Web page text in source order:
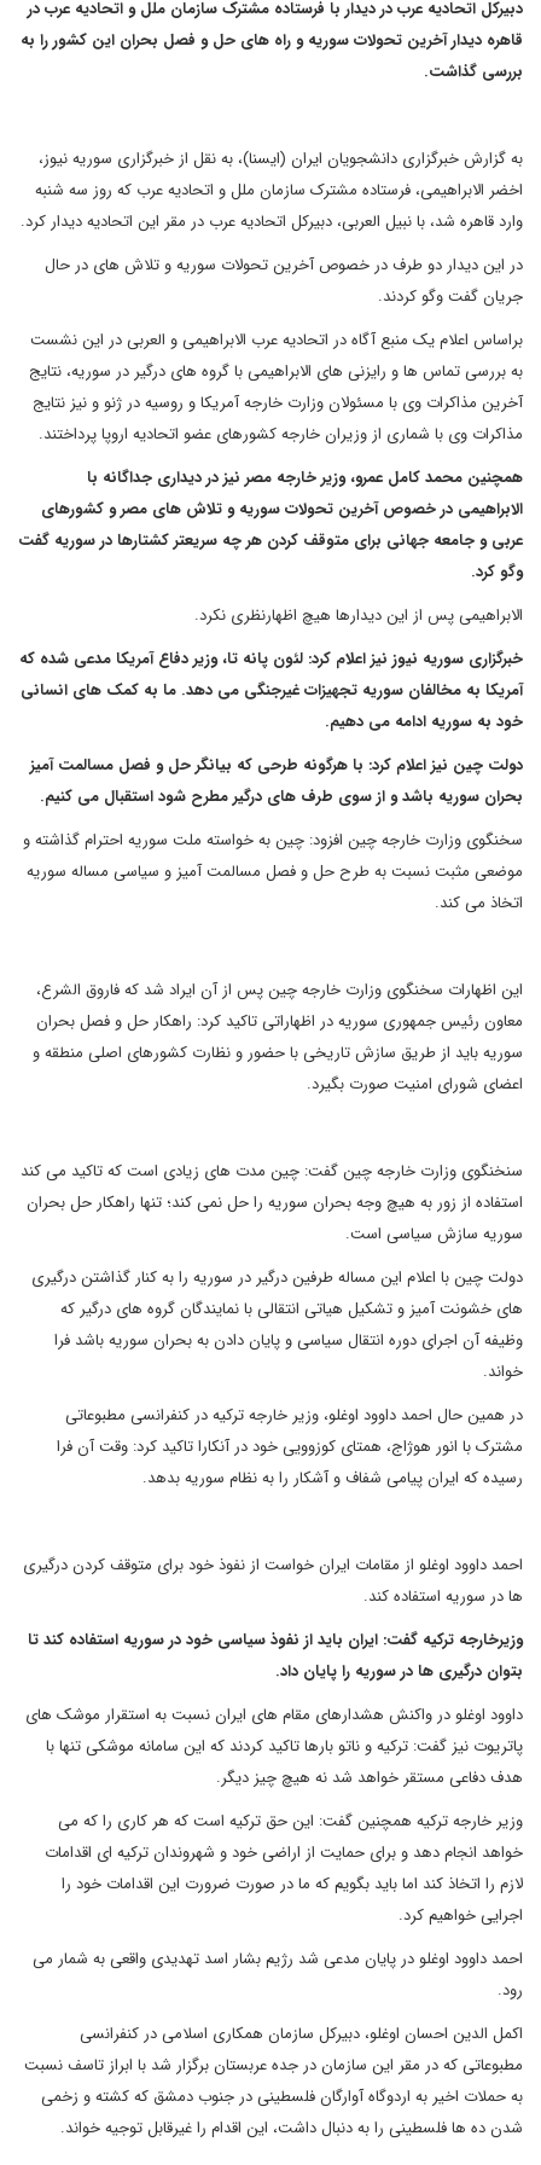
دبیرکل اتحادیه عرب در دیدار با فرستاده مشترک سازمان ملل و اتحادیه عرب در
قاهره دیدار آخرین تحولات سوریه و راه های حل و فصل بحران این کشور را به
بررسی گذاشت.
به گزارش خبرگزاری دانشجویان ایران (ایسنا)، به نقل از خبرگزاری سوریه نیوز،
اخضر الابراهیمی، فرستاده مشترک سازمان ملل و اتحادیه عرب که روز سه شنبه
وارد قاهره شد، با نبیل العربی، دبیرکل اتحادیه عرب در مقر این اتحادیه دیدار کرد.
در این دیدار دو طرف در خصوص آخرین تحولات سوریه و تلاش های در حال
جریان گفت وگو کردند.
براساس اعلام یک منبع آگاه در اتحادیه عرب الابراهیمی و العربی در این نشست
به بررسی تماس ها و رایزنی های الابراهیمی با گروه های درگیر در سوریه، نتایج
آخرین مذاکرات وی با مسئولان وزارت خارجه آمریکا و روسیه در ژنو و نیز نتایج
مذاکرات وی با شماری از وزیران خارجه کشورهای عضو اتحادیه اروپا پرداختند.
همچنین محمد کامل عمرو، وزیر خارجه مصر نیز در دیداری جداگانه با
الابراهیمی در خصوص آخرین تحولات سوریه و تلاش های مصر و کشورهای
عربی و جامعه جهانی برای متوقف کردن هر چه سریعتر کشتارها در سوریه گفت
وگو کرد.
الابراهیمی پس از این دیدارها هیچ اظهارنظری نکرد.
خبرگزاری سوریه نیوز نیز اعلام کرد: لئون پانه تا، وزیر دفاع آمریکا مدعی شده که
آمریکا به مخالفان سوریه تجهیزات غیرجنگی می دهد. ما به کمک های انسانی
خود به سوریه ادامه می دهیم.
دولت چین نیز اعلام کرد: با هرگونه طرحی که بیانگر حل و فصل مسالمت آمیز
بحران سوریه باشد و از سوی طرف های درگیر مطرح شود استقبال می کنیم.
سخنگوی وزارت خارجه چین افزود: چین به خواسته ملت سوریه احترام گذاشته و
موضعی مثبت نسبت به طرح حل و فصل مسالمت آمیز و سیاسی مساله سوریه
اتخاذ می کند.
این اظهارات سخنگوی وزارت خارجه چین پس از آن ایراد شد که فاروق الشرع،
معاون رئیس جمهوری سوریه در اظهاراتی تاکید کرد: راهکار حل و فصل بحران
سوریه باید از طریق سازش تاریخی با حضور و نظارت کشورهای اصلی منطقه و
اعضای شورای امنیت صورت بگیرد.
سنخنگوی وزارت خارجه چین گفت: چین مدت های زیادی است که تاکید می کند
استفاده از زور به هیچ وجه بحران سوریه را حل نمی کند؛ تنها راهکار حل بحران
سوریه سازش سیاسی است.
دولت چین با اعلام این مساله طرفین درگیر در سوریه را به کنار گذاشتن درگیری
های خشونت آمیز و تشکیل هیاتی انتقالی با نمایندگان گروه های درگیر که
وظیفه آن اجرای دوره انتقال سیاسی و پایان دادن به بحران سوریه باشد فرا
خواند.
در همین حال احمد داوود اوغلو، وزیر خارجه ترکیه در کنفرانسی مطبوعاتی
مشترک با انور هوژاج، همتای کوزوویی خود در آنکارا تاکید کرد: وقت آن فرا
رسیده که ایران پیامی شفاف و آشکار را به نظام سوریه بدهد.
احمد داوود اوغلو از مقامات ایران خواست از نفوذ خود برای متوقف کردن درگیری
ها در سوریه استفاده کند.
وزیرخارجه ترکیه گفت: ایران باید از نفوذ سیاسی خود در سوریه استفاده کند تا
بتوان درگیری ها در سوریه را پایان داد.
داوود اوغلو در واکنش هشدارهای مقام های ایران نسبت به استقرار موشک های
پاتریوت نیز گفت: ترکیه و ناتو بارها تاکید کردند که این سامانه موشکی تنها با
هدف دفاعی مستقر خواهد شد نه هیچ چیز دیگر.
وزیر خارجه ترکیه همچنین گفت: این حق ترکیه است که هر کاری را که می
خواهد انجام دهد و برای حمایت از اراضی خود و شهروندان ترکیه ای اقدامات
لازم را اتخاذ کند اما باید بگویم که ما در صورت ضرورت این اقدامات خود را
اجرایی خواهیم کرد.
احمد داوود اوغلو در پایان مدعی شد رژیم بشار اسد تهدیدی واقعی به شمار می
رود.
اکمل الدین احسان اوغلو، دبیرکل سازمان همکاری اسلامی در کنفرانسی
مطبوعاتی که در مقر این سازمان در جده عربستان برگزار شد با ابراز تاسف نسبت
به حملات اخیر به اردوگاه آوارگان فلسطینی در جنوب دمشق که کشته و زخمی
شدن ده ها فلسطینی را به دنبال داشت، این اقدام را غیرقابل توجیه خواند.